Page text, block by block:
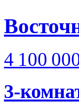
4 100
3-